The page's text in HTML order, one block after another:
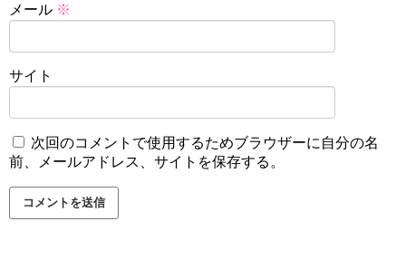
メール ※
サイト
次回のコメントで使用するためブラウザーに自分の名
前、メールアドレス、サイトを保存する。